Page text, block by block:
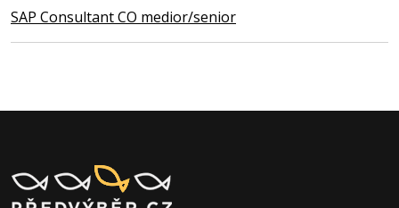
SAP Consultant CO medior/senior